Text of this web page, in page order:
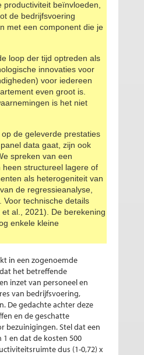
beïnvloeden,
de bedrijfsvoering
met een component die je
loop der tijd optreden als
innovaties voor
voor iedereen
even groot is.
is het niet
de geleverde prestaties
data gaat, zijn ook
spreken van een
structureel lagere of
als heterogeniteit van
de regressieanalyse,
Voor technische details
al., 2021). De berekening
enkele kleine
in een zogenoemde
het betreffende
inzet van personeel en
van bedrijfsvoering,
De gedachte achter deze
en de geschatte
bezuinigingen. Stel dat een
en dat de kosten 500
dus (1-0,72) x